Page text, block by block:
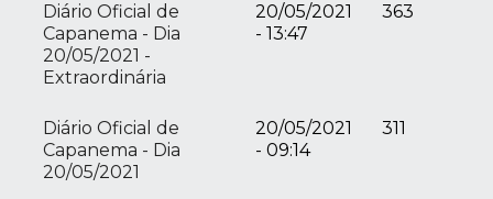
Diário Oficial de
Capanema - Dia
20/05/2021 -
Extraordinária
20/05/2021
- 13:47
363
Diário Oficial de
Capanema - Dia
20/05/2021
20/05/2021
- 09:14
311